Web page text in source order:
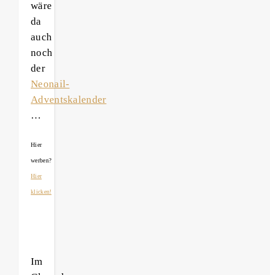
wäre
da
auch
noch
der
Neonail-
Adventskalender
…
Hier
werben?
Hier
klicken!
Im